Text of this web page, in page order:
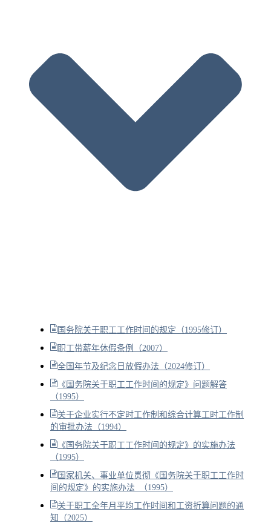
国务院关于职工工作时间的规定（1995修订）
职工带薪年休假条例（2007）
全国年节及纪念日放假办法（2024修订）
《国务院关于职工工作时间的规定》问题解答
（1995）
关于企业实行不定时工作制和综合计算工时工作制
的审批办法（1994）
《国务院关于职工工作时间的规定》的实施办法
（1995）
国家机关、事业单位贯彻《国务院关于职工工作时
间的规定》的实施办法 （1995）
关于职工全年月平均工作时间和工资折算问题的通
知（2025）